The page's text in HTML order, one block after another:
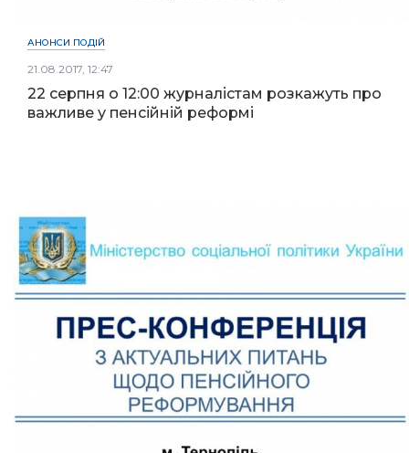
АНОНСИ ПОДІЙ
21.08.2017, 12:47
22 серпня о 12:00 журналістам розкажуть про
важливе у пенсійній реформі